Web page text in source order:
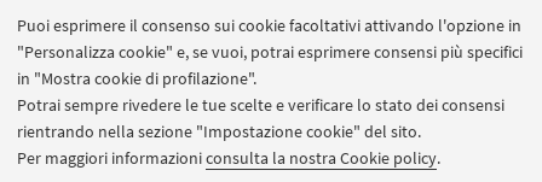
Puoi esprimere il consenso sui cookie facoltativi attivando l'opzione in
"Personalizza cookie" e, se vuoi, potrai esprimere consensi più specifici
in "Mostra cookie di profilazione".
Potrai sempre rivedere le tue scelte e verificare lo stato dei consensi
rientrando nella sezione "Impostazione cookie" del sito.
Per maggiori informazioniconsulta la nostra Cookie policy.
di laurea
16:45 - 17:45 Visita ai laboratori didattici e di
ricerca
17:45 Saluti finali